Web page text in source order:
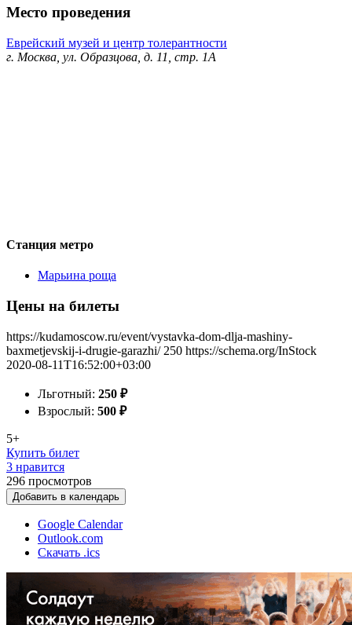
Место проведения
Еврейский музей и центр толерантности
г. Москва, ул. Образцова, д. 11, стр. 1А
Станция метро
Марьина роща
Цены на билеты
https://kudamoscow.ru/event/vystavka-dom-dlja-mashiny-
baxmetjevskij-i-drugie-garazhi/ 250 https://schema.org/InStock
2020-08-11T16:52:00+03:00
Льготный: 250 ₽
Взрослый: 500 ₽
5+
Купить билет
3 нравится
296 просмотров
Добавить в календарь
Google Calendar
Outlook.com
Скачать .ics